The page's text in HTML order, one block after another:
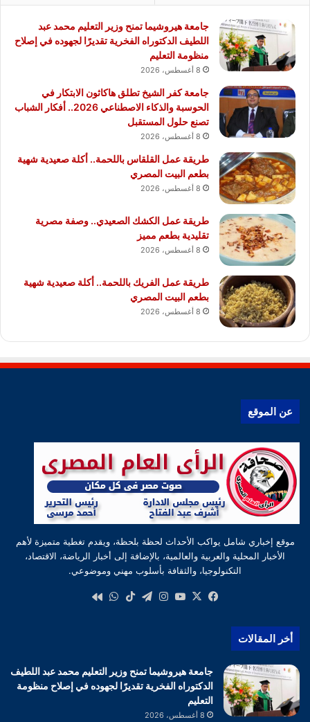
جامعة هيروشيما تمنح وزير التعليم محمد عبد
اللطيف الدكتوراه الفخرية تقديرًا لجهوده في إصلاح
منظومة التعليم
8 أغسطس، 2026
جامعة كفر الشيخ تطلق هاكاثون الابتكار في
الحوسبة والذكاء الاصطناعي 2026.. أفكار الشباب
تصنع حلول المستقبل
8 أغسطس، 2026
طريقة عمل القلقاس باللحمة.. أكلة صعيدية شهية
بطعم البيت المصري
8 أغسطس، 2026
طريقة عمل الكشك الصعيدي.. وصفة مصرية
تقليدية بطعم مميز
8 أغسطس، 2026
طريقة عمل الفريك باللحمة.. أكلة صعيدية شهية
بطعم البيت المصري
8 أغسطس، 2026
عن الموقع
موقع إخباري شامل يواكب الأحداث لحظة بلحظة، ويقدم تغطية متميزة لأهم
الأخبار المحلية والعربية والعالمية، بالإضافة إلى أخبار الرياضة، الاقتصاد،
التكنولوجيا، والثقافة بأسلوب مهني وموضوعي.
فيسبوك
‫X
‫YouTube
انستقرام
تيلقرام‫TikTokواتساب
أخر المقالات
جامعة هيروشيما تمنح وزير التعليم محمد عبد اللطيف
الدكتوراه الفخرية تقديرًا لجهوده في إصلاح منظومة
التعليم
8 أغسطس، 2026